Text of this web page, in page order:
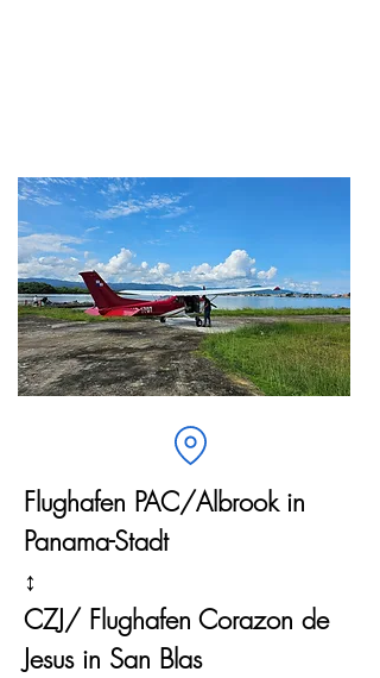
Flughafen PAC/Albrook in
Panama-Stadt
↕
CZJ/ Flughafen Corazon de
Jesus in San Blas